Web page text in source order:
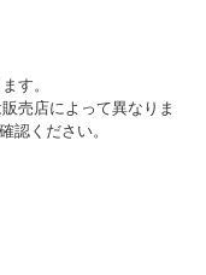
す。
売店によって異なりま
認ください。